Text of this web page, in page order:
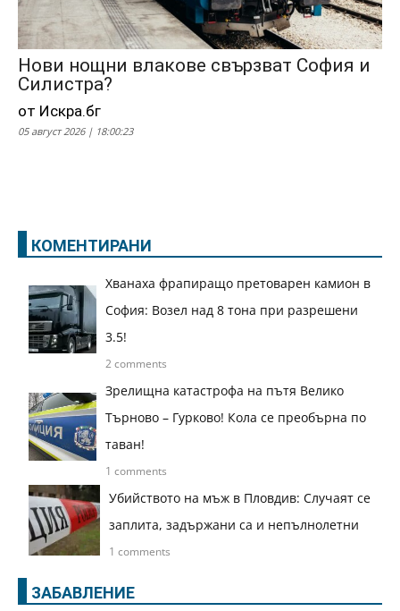
Нови нощни влакове свързват София и
Силистра?
от Искра.бг
05 август 2026 | 18:00:23
КОМЕНТИРАНИ
Хванаха фрапиращо претоварен камион в
София: Возел над 8 тона при разрешени
3.5!
2 comments
Зрелищна катастрофа на пътя Велико
Търново – Гурково! Кола се преобърна по
таван!
1 comments
Убийството на мъж в Пловдив: Случаят се
заплита, задържани са и непълнолетни
1 comments
ЗАБАВЛЕНИЕ